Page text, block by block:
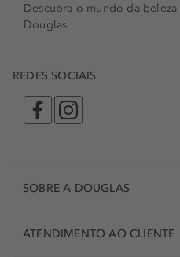
Descubra o mundo da beleza
Douglas.
REDES SOCIAIS
SOBRE A DOUGLAS
ATENDIMENTO AO CLIENTE